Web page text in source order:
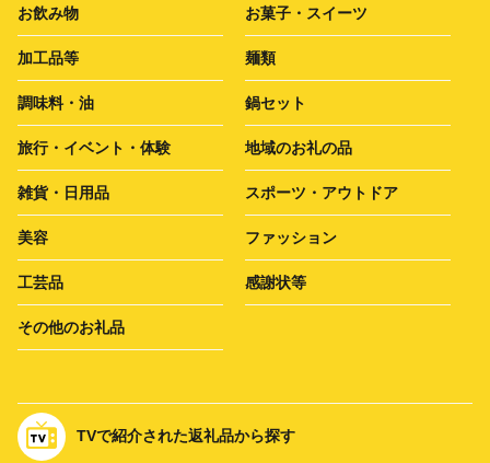
お飲み物 お菓子・スイーツ
加工品等 麺類
調味料・油 鍋セット
旅行・イベント・体験 地域のお礼の品
雑貨・日用品 スポーツ・アウトドア
美容 ファッション
工芸品 感謝状等
その他のお礼品
TVで紹介された返礼品から探す